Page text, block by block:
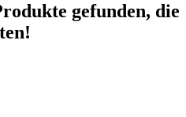
gefunden, die